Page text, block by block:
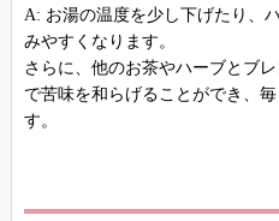
A: お湯の温度を少し下げたり、
みやすくなります。
さらに、他のお茶やハーブとブ
で苦味を和らげることができ、
す。